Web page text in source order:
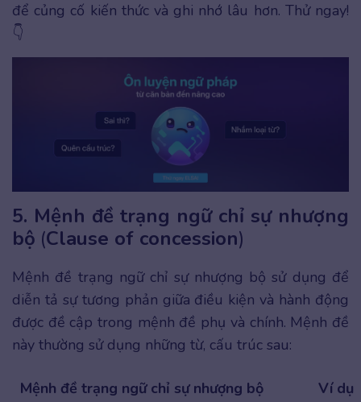
để củng cố kiến thức và ghi nhớ lâu hơn. Thử ngay!
👇
5. Mệnh đề trạng ngữ chỉ sự nhượng
bộ (Clause of concession)
Mệnh đề trạng ngữ chỉ sự nhượng bộ sử dụng để
diễn tả sự tương phản giữa điều kiện và hành động
được đề cập trong mệnh đề phụ và chính. Mệnh đề
này thường sử dụng những từ, cấu trúc sau:
Mệnh đề trạng ngữ chỉ sự nhượng bộ
Ví dụ